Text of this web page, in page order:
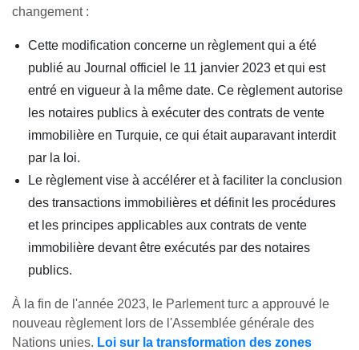
changement :
Cette modification concerne un règlement qui a été
publié au Journal officiel le 11 janvier 2023 et qui est
entré en vigueur à la même date. Ce règlement autorise
les notaires publics à exécuter des contrats de vente
immobilière en Turquie, ce qui était auparavant interdit
par la loi.
Le règlement vise à accélérer et à faciliter la conclusion
des transactions immobilières et définit les procédures
et les principes applicables aux contrats de vente
immobilière devant être exécutés par des notaires
publics.
À la fin de l'année 2023, le Parlement turc a approuvé le
nouveau règlement lors de l'Assemblée générale des
Nations unies. Loi sur la transformation des zones